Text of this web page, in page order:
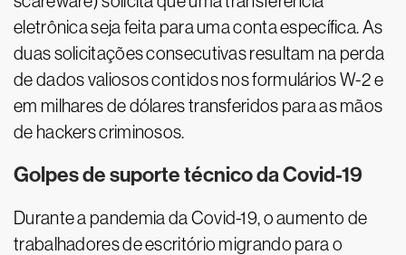
eletrônica seja feita para uma conta específica. As
duas solicitações consecutivas resultam na perda
de dados valiosos contidos nos formulários W-2 e
em milhares de dólares transferidos para as mãos
de hackers criminosos.
Golpes de suporte técnico da Covid-19
Durante a pandemia da Covid-19, o aumento de
trabalhadores de escritório migrando para o